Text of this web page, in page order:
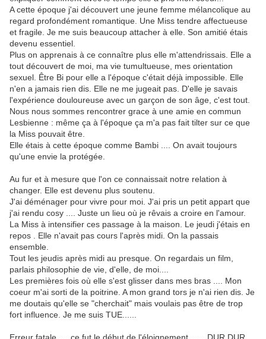
A cette époque j'ai découvert une jeune femme mélancolique au
regard profondément romantique. Une Miss tendre affectueuse
et fragile. Je me suis beaucoup attacher à elle. Son amitié étais
devenu essentiel.
Plus on apprenais à ce connaître plus elle m'attendrissais. Elle a
tout découvert de moi, ma vie tumultueuse, mes orientation
sexuel. Être Bi pour elle a l'époque c'était déjà impossible. Elle
n'en a jamais rien dis. Elle ne me jugeait pas. D'elle je savais
l'expérience douloureuse avec un garçon de son âge, c'est tout.
Nous nous sommes rencontrer grace à une amie en commun
Lesbienne : même ça à l'époque ça m'a pas fait tilter sur ce que
la Miss pouvait être.
Elle étais à cette époque comme Bambi .... On avait toujours
qu'une envie la protégée.
Au fur et à mesure que l'on ce connaissait notre relation à
changer. Elle est devenu plus soutenu.
J'ai déménager pour vivre pour moi. J'ai pris un petit appart que
j'ai rendu cosy .... Juste un lieu où je rêvais a croire en l'amour.
La Miss à intensifier ces passage à la maison. Le jeudi j'étais en
repos . Elle n'avait pas cours l'après midi. On la passais
ensemble.
Tout les jeudis après midi au presque. On regardais un film,
parlais philosophie de vie, d'elle, de moi....
Les premières fois où elle s'est glisser dans mes bras .... Mon
coeur m'ai sorti de la poitrine. A mon grand tors je n'ai rien dis. Je
me doutais qu'elle se "cherchait" mais voulais pas être de trop
fort influence. Je me suis TUE......